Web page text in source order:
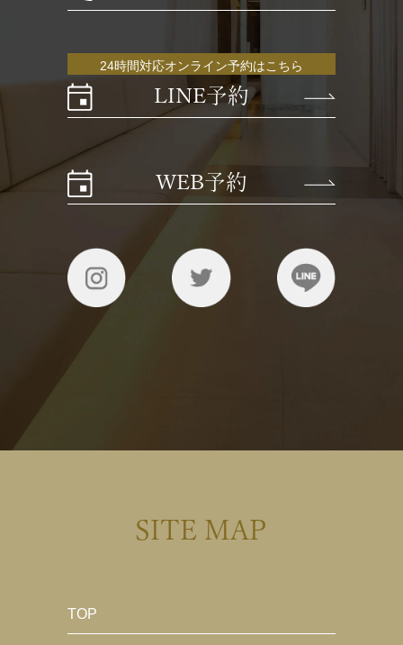
24時間対応オンライン予約はこちら
LINE予約
WEB予約
SITE MAP
TOP